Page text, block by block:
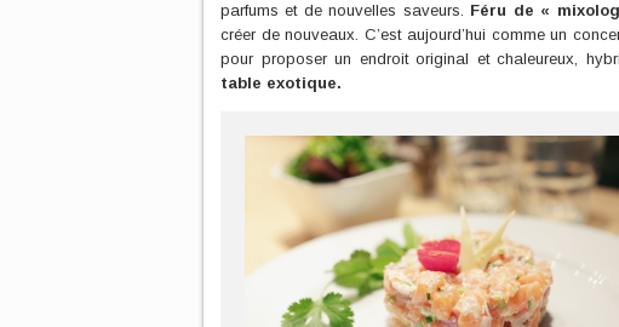
parfums et de nouvelles saveurs. Féru de «
créer de nouveaux. C’est aujourd’hui comme un
pour proposer un endroit original et chaleureux,
table exotique.